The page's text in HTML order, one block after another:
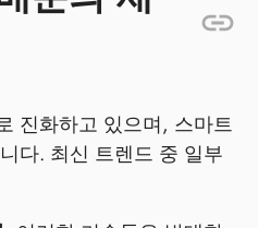
진화하고 있으며, 스마트
다. 최신 트렌드 중 일부